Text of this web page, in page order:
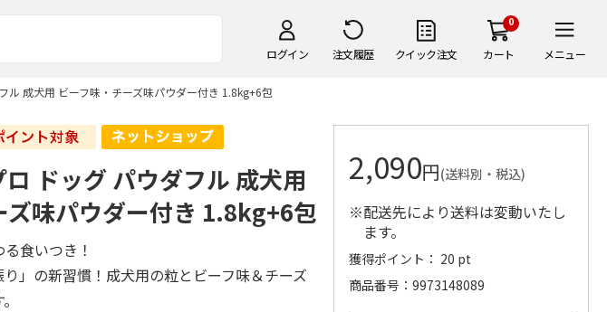
ログイン 注文履歴 クイック注文
0
カート メニュー
ル 成犬用 ビーフ味・チーズ味パウダー付き 1.8kg+6包
ロ ドッグ パウダフル 成犬用
ズ味パウダー付き 1.8kg+6包
食いつき！
り」の新習慣！成犬用の粒とビーフ味＆チーズ
2,090円(送料別・税込)
※配送先により送料は変動いたし
ます。
獲得ポイント： 20 pt
商品番号
9973148089